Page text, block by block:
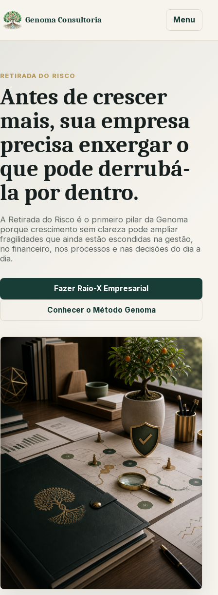
Genoma Consultoria Menu
RETIRADA DO RISCO
Antes de crescer
mais, sua empresa
precisa enxergar o
que pode derrubá-
la por dentro.
A Retirada do Risco é o primeiro pilar da Genoma
porque crescimento sem clareza pode ampliar
fragilidades que ainda estão escondidas na gestão,
no financeiro, nos processos e nas decisões do dia a
dia.
Fazer Raio-X Empresarial
Conhecer o Método Genoma